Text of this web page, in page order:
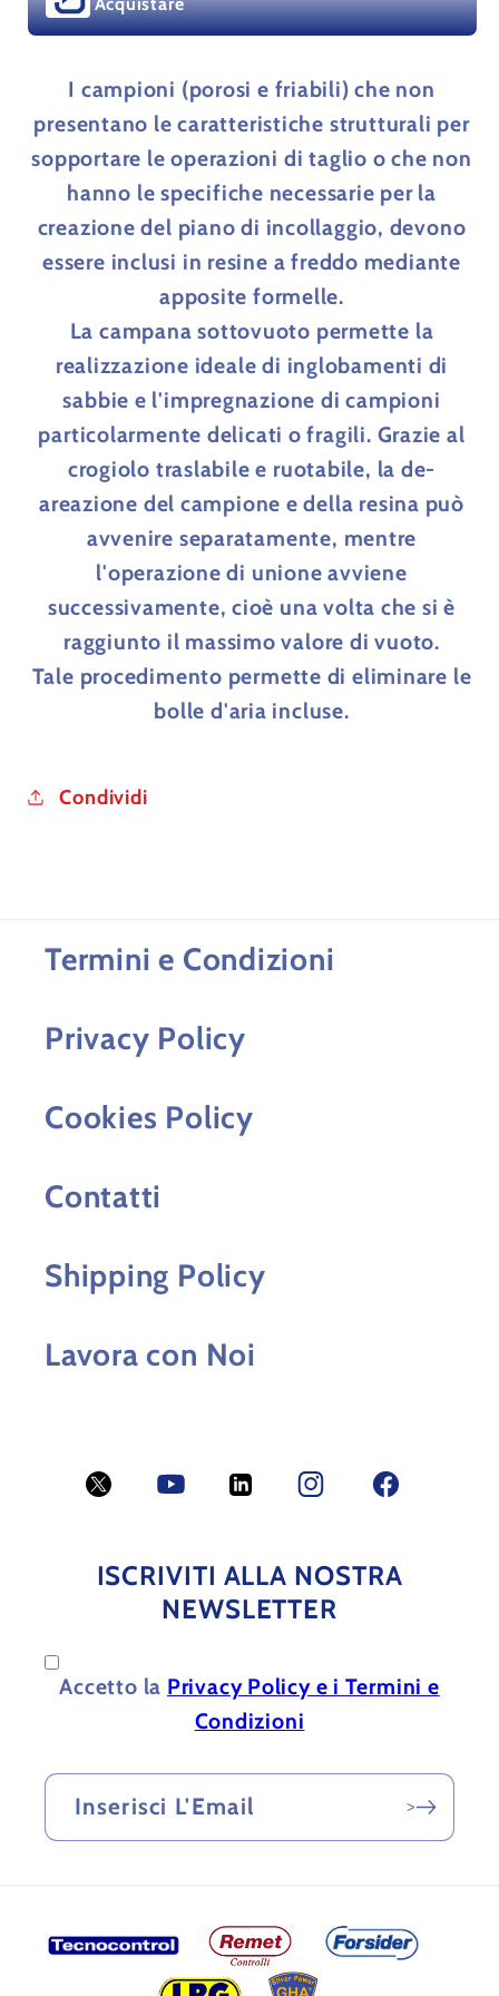
I campioni (porosi e friabili) che non
presentano le caratteristiche strutturali per
sopportare le operazioni di taglio o che non
hanno le specifiche necessarie per la
creazione del piano di incollaggio, devono
essere inclusi in resine a freddo mediante
apposite formelle.
La campana sottovuoto permette la
realizzazione ideale di inglobamenti di
sabbie e l'impregnazione di campioni
particolarmente delicati o fragili. Grazie al
crogiolo traslabile e ruotabile, la de-
areazione del campione e della resina può
avvenire separatamente, mentre
l'operazione di unione avviene
successivamente, cioè una volta che si è
raggiunto il massimo valore di vuoto.
Tale procedimento permette di eliminare le
bolle d'aria incluse.
Condividi
Termini e Condizioni
Privacy Policy
Cookies Policy
Contatti
Shipping Policy
Lavora con Noi
Twitter YouTubeLinkedInFacebookFacebook
ISCRIVITI ALLA NOSTRA
NEWSLETTER
Accetto la Privacy Policy e i Termini e
Condizioni
Inserisci L'Email >